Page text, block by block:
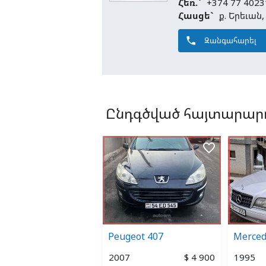
Հեռ.` +374 77
Հասցե` ք.
phone Զանգահարել
Ընդգծված
Peugeot 407
2007 $ 4 900
favorite_border
1995